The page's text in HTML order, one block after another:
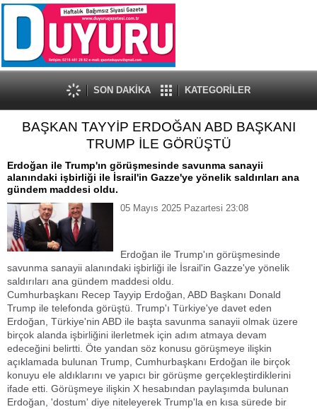
SON DAKİKA KATEGORİLER
BAŞKAN TAYYİP ERDOĞAN ABD BAŞKANI
TRUMP İLE GÖRÜŞTÜ
Erdoğan ile Trump'ın görüşmesinde savunma sanayii
alanındaki işbirliği ile İsrail'in Gazze'ye yönelik saldırıları ana
gündem maddesi oldu.
05 Mayıs 2025 Pazartesi 23:08
Erdoğan ile Trump'ın görüşmesinde
savunma sanayii alanındaki işbirliği ile İsrail'in Gazze'ye yönelik
saldırıları ana gündem maddesi oldu.
Cumhurbaşkanı Recep Tayyip Erdoğan, ABD Başkanı Donald
Trump ile telefonda görüştü. Trump'ı Türkiye'ye davet eden
Erdoğan, Türkiye'nin ABD ile başta savunma sanayii olmak üzere
birçok alanda işbirliğini ilerletmek için adım atmaya devam
edeceğini belirtti. Öte yandan söz konusu görüşmeye ilişkin
açıklamada bulunan Trump, Cumhurbaşkanı Erdoğan ile birçok
konuyu ele aldıklarını ve yapıcı bir görüşme gerçekleştirdiklerini
ifade etti. Görüşmeye ilişkin X hesabından paylaşımda bulunan
Erdoğan, 'dostum' diye niteleyerek Trump'la en kısa sürede bir